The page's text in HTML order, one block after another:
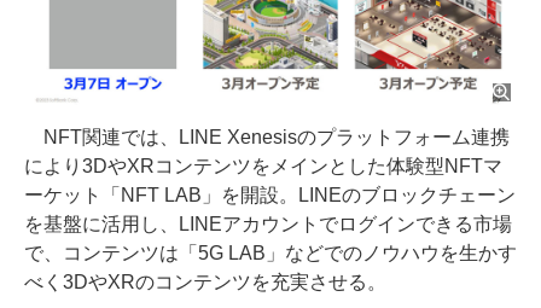
NFT関連では、LINE Xenesisのプラットフォーム連携
により3DやXRコンテンツをメインとした体験型NFTマ
ーケット「NFT LAB」を開設。LINEのブロックチェーン
を基盤に活用し、LINEアカウントでログインできる市場
で、コンテンツは「5G LAB」などでのノウハウを生かす
べく3DやXRのコンテンツを充実させる。